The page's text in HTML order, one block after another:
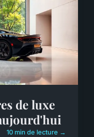
de luxe
10 min de lecture →